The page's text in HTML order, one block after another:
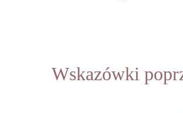
Wskazówki